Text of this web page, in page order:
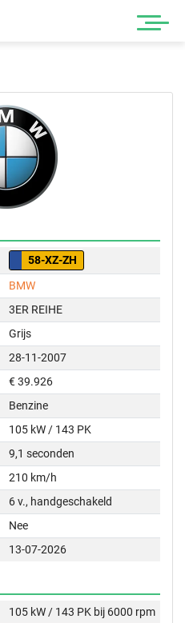
58-XZ-ZH
BMW
3ER REIHE
Grijs
28-11-2007
€ 39.926
Benzine
105 kW / 143 PK
9,1 seconden
210 km/h
6 v., handgeschakeld
Nee
13-07-2026
105 kW / 143 PK bij 6000 rpm